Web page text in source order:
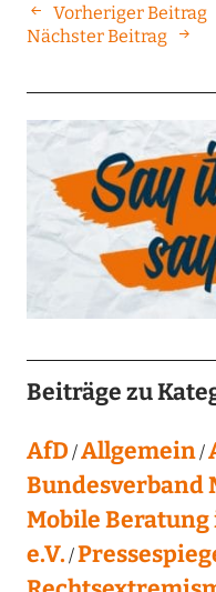
Vorheriger Beitrag
Nächster Beitrag
Beiträge zu
AfD Allgemein
Bundesverband
Mobile
e.V.